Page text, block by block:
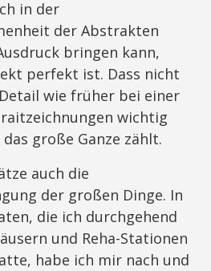
in der
der Abstrakten
bringen kann,
perfekt ist. Dass nicht
wie früher bei einer
wichtig
große Ganze zählt.
auch die
der großen Dinge. In
die ich durchgehend
und Reha-Stationen
habe ich mir nach und